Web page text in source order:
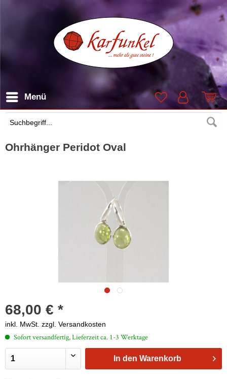
Suchen
Menü
Ohrhänger Peridot Oval
68,00 € *
inkl. MwSt. zzgl. Versandkosten
Sofort versandfertig, Lieferzeit ca. 1-3 Werktage
In den Warenkorb